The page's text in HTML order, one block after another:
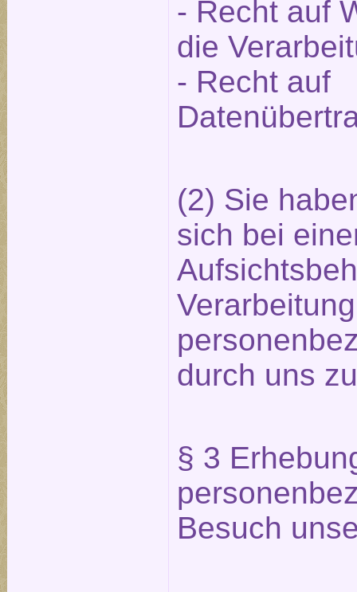
- Recht auf
die
- Recht auf
(2) Sie
sich bei
durch uns
§ 3
Besuch